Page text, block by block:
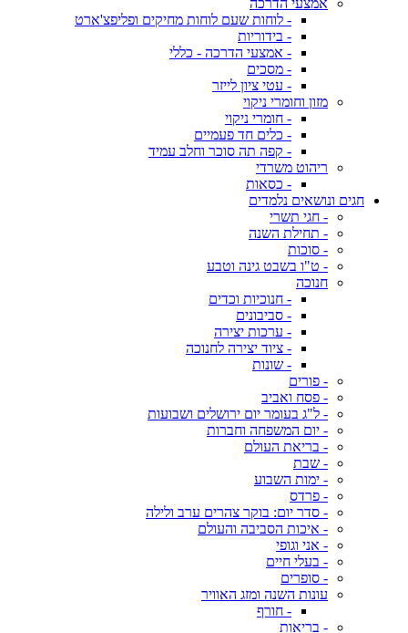
אמצעי הדרכה
- לוחות שעם לוחות מחיקים ופליפצ'ארט
- בידוריות
- אמצעי הדרכה - כללי
- מסכים
- עטי ציון לייזר
מזון וחומרי ניקוי
- חומרי ניקוי
- כלים חד פעמיים
- קפה תה סוכר וחלב עמיד
ריהוט משרדי
- כסאות
חגים ונושאים נלמדים
- חגי תשרי
- תחילת השנה
- סוכות
- ט"ו בשבט גינה וטבע
חנוכה
- חנוכיות וכדים
- סביבונים
- ערכות יצירה
- ציוד יצירה לחנוכה
- שונות
- פורים
- פסח ואביב
- ל"ג בעומר יום ירושלים ושבועות
- יום המשפחה וחברות
- בריאת העולם
- שבת
- ימות השבוע
- פרדס
- סדר יום: בוקר צהרים ערב ולילה
- איכות הסביבה והעולם
- אני וגופי
- בעלי חיים
- סופרים
עונות השנה ומזג האוויר
- חורף
- בריאות